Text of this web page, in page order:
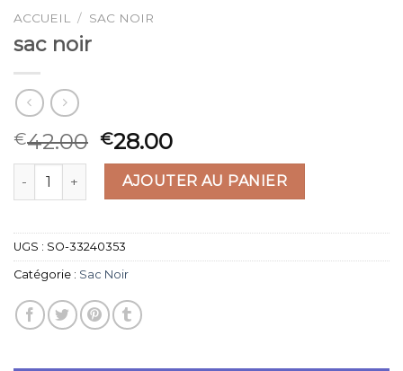
ACCUEIL / SAC NOIR
sac noir
€42.00 €28.00
quantité de sac noirAJOUTER AU PANIER
UGS : SO-33240353
Catégorie : Sac Noir